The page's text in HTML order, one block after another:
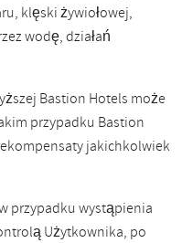
klęski żywiołowej,
wodę, działań
Bastion Hotels może
przypadku Bastion
jakichkolwiek
przypadku wystąpienia
Użytkownika, po